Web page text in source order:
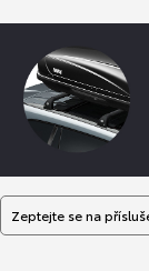
Zeptejte se na